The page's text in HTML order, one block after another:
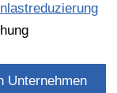
Unternehmen